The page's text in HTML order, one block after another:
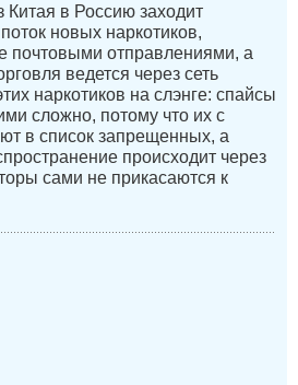
Китая в Россию заходит
новых наркотиков,
почтовыми отправлениями, а
ведется через сеть
наркотиков на слэнге: спайсы
сложно, потому что их с
в список запрещенных, а
происходит через
сами не прикасаются к